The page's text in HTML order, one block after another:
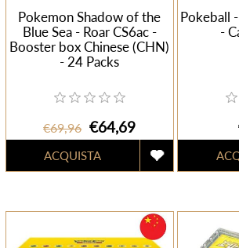
Pokemon Shadow of the
Blue Sea - Roar CS6ac -
Booster box Chinese (CHN)
- 24 Packs
€69,96 €64,69
Pokeball
-